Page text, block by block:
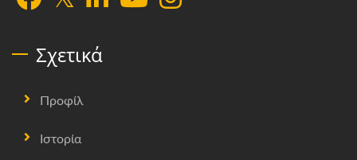
Σχετικά
Προφίλ
Ιστορία